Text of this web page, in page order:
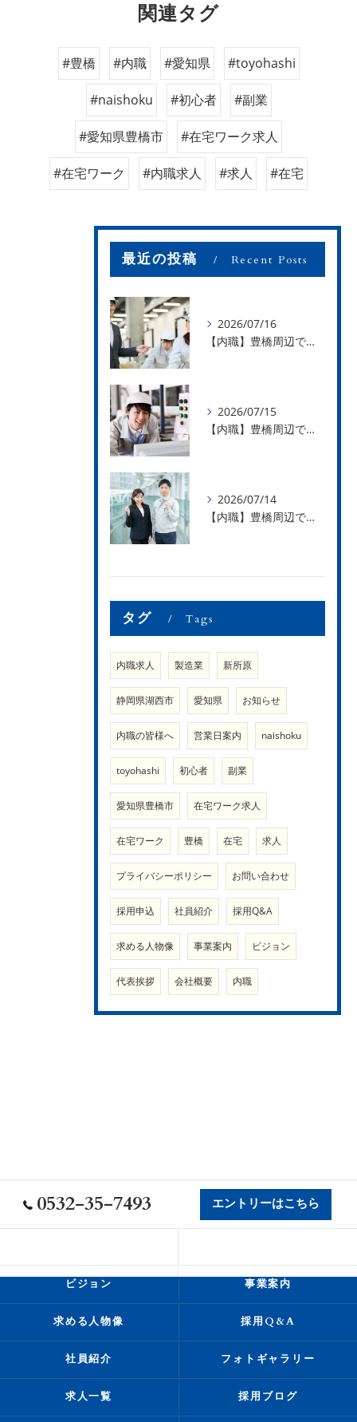
関連タグ
#豊橋 #内職 #愛知県 #toyohashi
#naishoku #初心者 #副業
#愛知県豊橋市 #在宅ワーク求人
#在宅ワーク #内職求人 #求人 #在宅
最近の投稿 Recent Posts
2026/07/16
【内職】豊橋周辺で内職のお仕事を探している方募集中！【お仕事の内容】
2026/07/15
【内職】豊橋周辺で内職のお仕事を探している方募集中！【急な学級閉鎖も安心】
2026/07/14
【内職】豊橋周辺で内職のお仕事を探している方募集中！【内職さまのお声②】
タグ Tags
内職求人 製造業 新所原
静岡県湖西市 愛知県 お知らせ
内職の皆様へ 営業日案内 naishoku
toyohashi 初心者 副業
愛知県豊橋市 在宅ワーク求人
在宅ワーク 豊橋 在宅 求人
プライバシーポリシー お問い合わせ
採用申込 社員紹介 採用Q&A
求める人物像 事業案内 ビジョン
代表挨拶 会社概要 内職
0532-35-7493 エントリーはこちら
ビジョン 事業案内
求める人物像 採用Q&A
社員紹介 フォトギャラリー
求人一覧 採用ブログ